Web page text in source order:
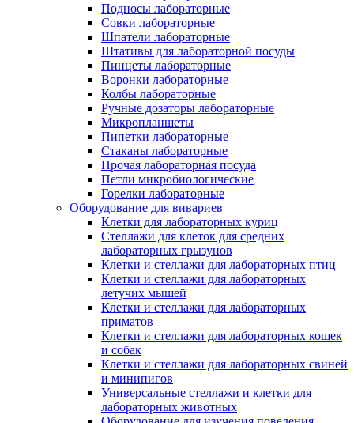
Подносы лабораторные
Совки лабораторные
Шпатели лабораторные
Штативы для лабораторной посуды
Пинцеты лабораторные
Воронки лабораторные
Колбы лабораторные
Ручные дозаторы лабораторные
Микропланшеты
Пипетки лабораторные
Стаканы лабораторные
Прочая лабораторная посуда
Петли микробиологические
Горелки лабораторные
Оборудование для вивариев
Клетки для лабораторных куриц
Стеллажи для клеток для средних
лабораторных грызунов
Клетки и стеллажи для лабораторных птиц
Клетки и стеллажи для лабораторных
летучих мышей
Клетки и стеллажи для лабораторных
приматов
Клетки и стеллажи для лабораторных кошек
и собак
Клетки и стеллажи для лабораторных свиней
и минипигов
Универсальные стеллажи и клетки для
лабораторных животных